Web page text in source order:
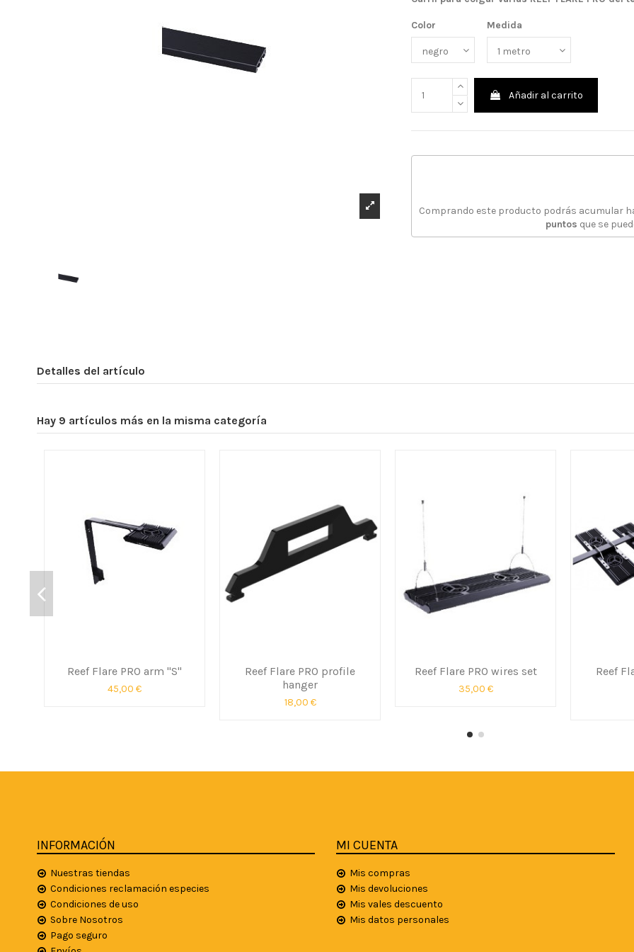
Color Medida
Añadir al carrito
Comprando este producto podrás acumular
puntos que se
Detalles del artículo
Hay 9 artículos más en la misma categoría
Reef Flare PRO arm "S"
45,00 €
Reef Flare PRO profile
hanger
18,00 €
Reef Flare PRO wires set
35,00 €
Reef
INFORMACIÓN
Nuestras tiendas
Condiciones reclamación especies
Condiciones de uso
Sobre Nosotros
Pago seguro
MI CUENTA
Mis compras
Mis devoluciones
Mis vales descuento
Mis datos personales